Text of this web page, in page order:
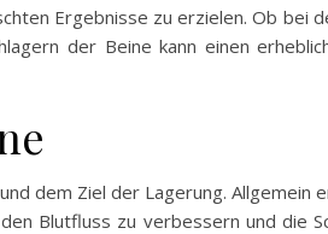
Ergebnisse zu erzielen. Ob bei
der Beine kann einen
dem Ziel der Lagerung. Allgemein
Blutfluss zu verbessern und die